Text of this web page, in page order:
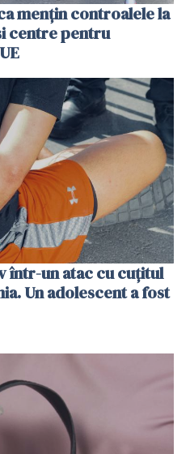
mențin controalele la
centre pentru
într-un atac cu cuțitul
Un adolescent a fost